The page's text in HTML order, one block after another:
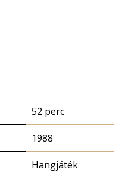
52 perc
1988
Hangjáték